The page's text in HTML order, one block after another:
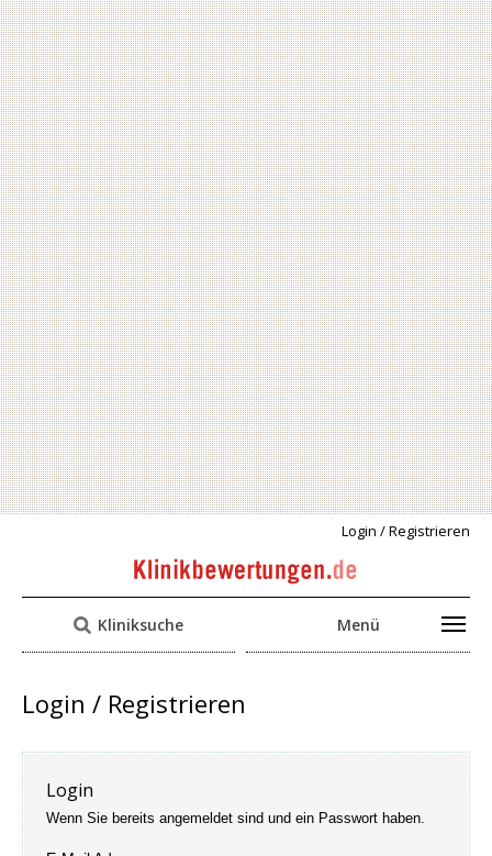
Login / Registrieren
Kliniksuche Menü
Login / Registrieren
Login
Wenn Sie bereits angemeldet sind und ein Passwort haben.